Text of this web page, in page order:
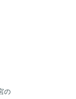
の